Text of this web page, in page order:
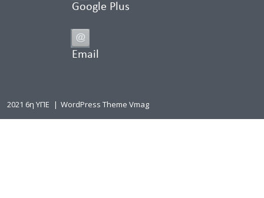
Google Plus
Email
2021 6η ΥΠΕ | WordPress Theme Vmag